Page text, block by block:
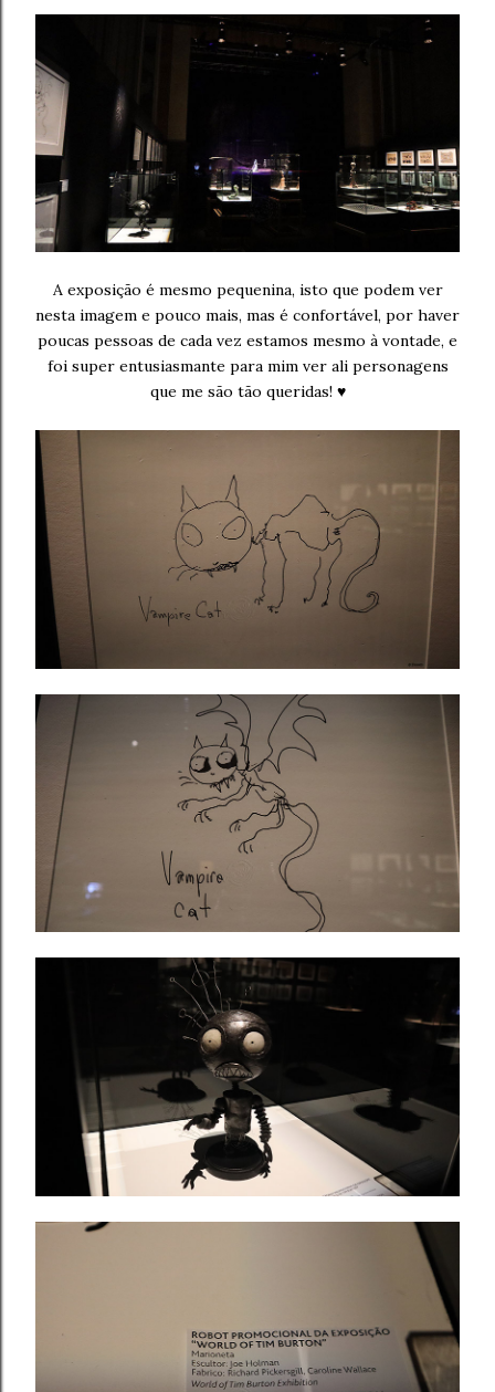
A exposição é mesmo pequenina, isto que podem ver
nesta imagem e pouco mais, mas é confortável, por haver
poucas pessoas de cada vez estamos mesmo à vontade, e
foi super entusiasmante para mim ver ali personagens
que me são tão queridas! ♥